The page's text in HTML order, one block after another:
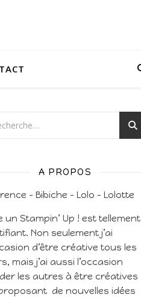
A PROPOS
– Bibiche – Lolo – Lolotte
un Stampin’ Up ! est tellement
Non seulement j’ai
d’être créative tous les
mais j’ai aussi l’occasion
les autres à être créatives
de nouvelles idées